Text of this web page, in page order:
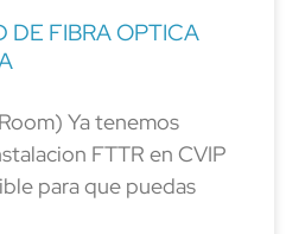
DE FIBRA OPTICA
Ya tenemos
FTTR en CVIP
para que puedas